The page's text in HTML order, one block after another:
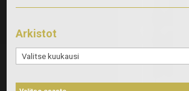
Arkistot
Arkistot